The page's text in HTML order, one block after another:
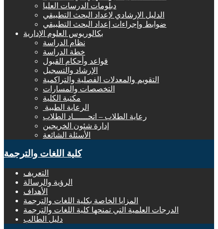
دبلومات الدرسات العليا
الدليل الإرشادي لإعداد البحث التطبيقي
ضوابط وإجراءات إعداد البحث التطبيقي
بكالوريوس العلوم الإدارية
نظام الدراسة
خطة الدراسة
قواعد وأحكام القبول
الإرشاد والتسجيل
التقويم والمعدلات الفصلية والتراكمية
التخصصات والمسارات
مكتبة الكلية
الرعاية الطبية ‏
رعاية الطلاب – اتحــــــاد الطلاب
إدارة شئون الخريجين
الأسئلة الشائعة
كلية اللغات والترجمة
التعريف
الرؤية والرسالة
الأهداف
المزايا الخاصة بكلية اللغات والترجمة
الدرجات العلمية التي تمنحها كلية اللغات والترجمة
دليل الطالب